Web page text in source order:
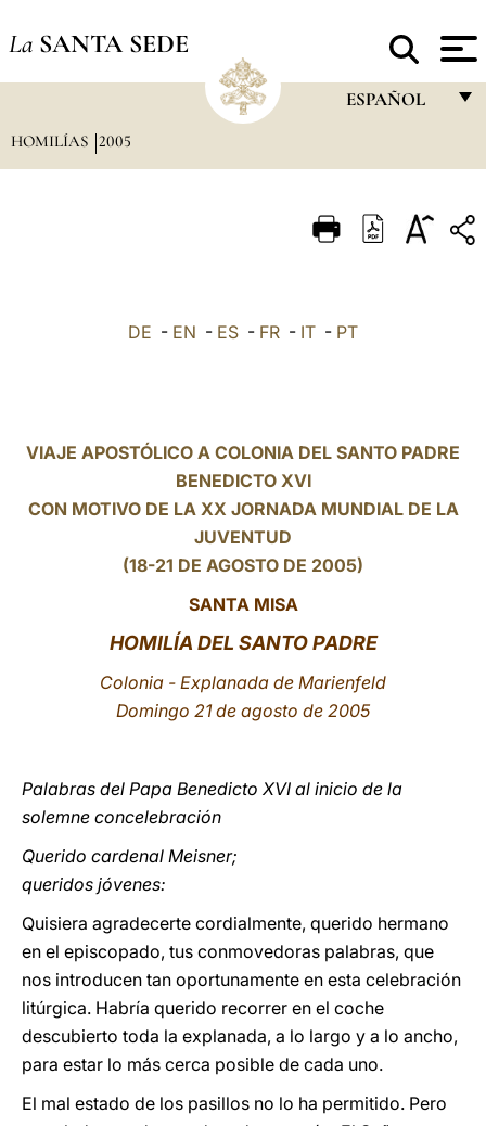
La SANTA SEDE
ESPAÑOL
ITALIANO
LATINE
HOMILÍAS 2005
DE - EN - ES - FR - IT - PT
VIAJE APOSTÓLICO A COLONIA DEL SANTO PADRE
BENEDICTO XVI
CON MOTIVO DE LA XX JORNADA MUNDIAL DE LA
JUVENTUD
(18-21 DE AGOSTO DE 2005)
SANTA MISA
HOMILÍA DEL SANTO PADRE
Colonia - Explanada de Marienfeld
Domingo 21 de agosto de 2005
Palabras del Papa Benedicto XVI al inicio de la
solemne concelebración
Querido cardenal Meisner;
queridos jóvenes:
Quisiera agradecerte cordialmente, querido hermano
en el episcopado, tus conmovedoras palabras, que
nos introducen tan oportunamente en esta celebración
litúrgica. Habría querido recorrer en el coche
descubierto toda la explanada, a lo largo y a lo ancho,
para estar lo más cerca posible de cada uno.
El mal estado de los pasillos no lo ha permitido. Pero